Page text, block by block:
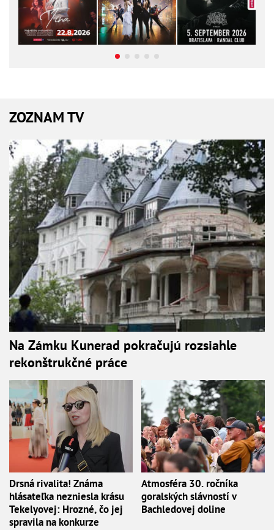
ZOZNAM TV
Na Zámku Kunerad pokračujú rozsiahle
rekonštrukčné práce
Drsná rivalita! Známa
hlásateľka nezniesla krásu
Tekelyovej: Hrozné, čo jej
spravila na konkurze
Atmosféra 30. ročníka
goralských slávností v
Bachledovej doline